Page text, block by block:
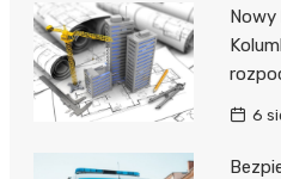
Publiczny
Zakład
Zdrowotnej
Publiczny
Nowy
6